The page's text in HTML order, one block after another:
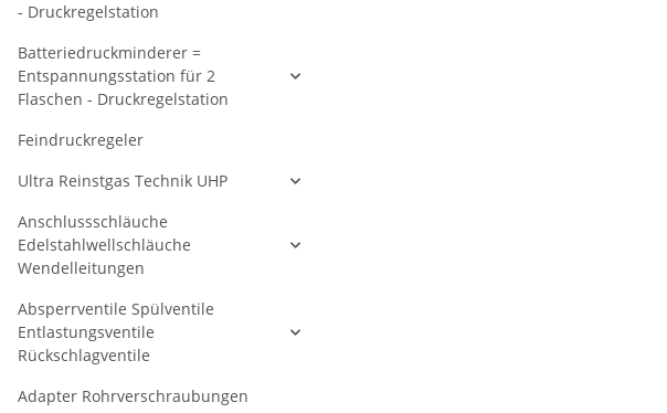
- Druckregelstation
Batteriedruckminderer =
Entspannungsstation für 2
Flaschen - Druckregelstation
Feindruckregeler
Ultra Reinstgas Technik UHP
Anschlussschläuche
Edelstahlwellschläuche
Wendelleitungen
Absperrventile Spülventile
Entlastungsventile
Rückschlagventile
Adapter Rohrverschraubungen